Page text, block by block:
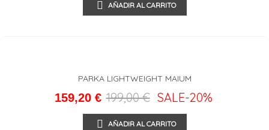
AÑADIR AL CARRITO
PARKA LIGHTWEIGHT MAIUM
159,20 € 199,00 € SALE-20%
AÑADIR AL CARRITO